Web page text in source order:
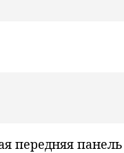
передняя панель